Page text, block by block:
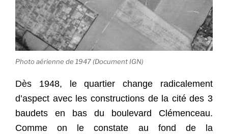
Photo aérienne de 1947 (Document IGN)
Dès 1948, le quartier change radicalement
d’aspect avec les constructions de la cité des 3
baudets en bas du boulevard Clémenceau.
Comme on le constate au fond de la